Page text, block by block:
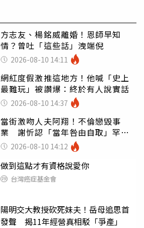
方志友、楊銘威離婚！恩師早知
情？曾吐「這些話」洩端倪
2026-08-10 14:11
網紅度假激推這地方！他喊「史上
最難玩」被讚爆：終於有人說實話
2026-08-10 14:37
當街激吻人夫阿翔！不倫戀毀事
業 謝忻認「當年咎由自取」罕吐
心聲2026-08-10 14:12
做到這點才有資格說愛你
台灣癌症基金會
陽明交大教授砍死妹夫！岳母追思首
發聲 揭11年經營真相駁「爭產」